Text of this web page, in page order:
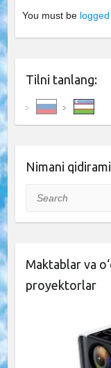
You must be logged
Tilni tanlang:
Nimani
Search
Maktablar va
proyektorlar